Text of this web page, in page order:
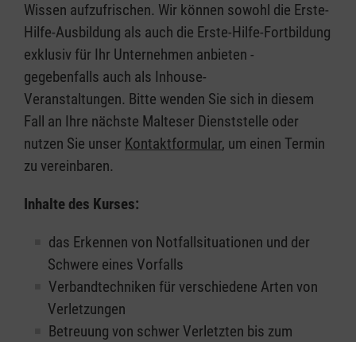
Wissen aufzufrischen. Wir können sowohl die Erste-
Hilfe-Ausbildung als auch die Erste-Hilfe-Fortbildung
exklusiv für Ihr Unternehmen anbieten -
gegebenfalls auch als Inhouse-
Veranstaltungen. Bitte wenden Sie sich in diesem
Fall an Ihre nächste Malteser Dienststelle oder
nutzen Sie unser Kontaktformular, um einen Termin
zu vereinbaren.
Inhalte des Kurses:
das Erkennen von Notfallsituationen und der
Schwere eines Vorfalls
Verbandtechniken für verschiedene Arten von
Verletzungen
Betreuung von schwer Verletzten bis zum